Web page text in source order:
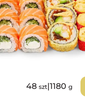
48 szt|1180 g